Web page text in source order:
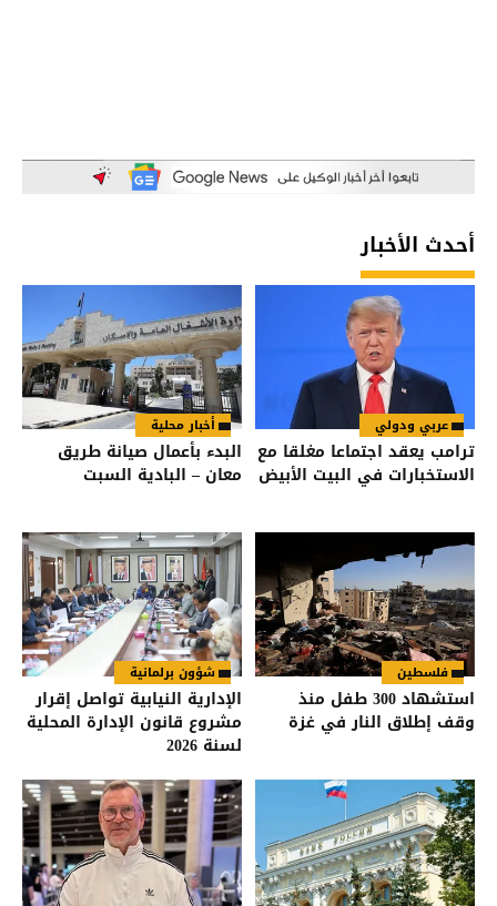
أحدث الأخبار
عربي ودولي
ترامب يعقد اجتماعا مغلقا مع
الاستخبارات في البيت الأبيض
أخبار محلية
البدء بأعمال صيانة طريق
معان – البادية السبت
فلسطين
استشهاد 300 طفل منذ
وقف إطلاق النار في غزة
شؤون برلمانية
الإدارية النيابية تواصل إقرار
مشروع قانون الإدارة المحلية
لسنة 2026